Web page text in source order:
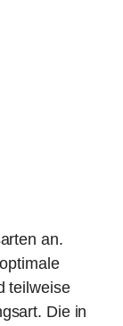
an.
teilweise
Die in